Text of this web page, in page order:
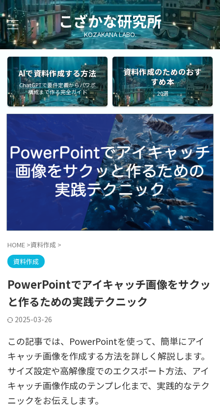
こざかな研究所
KOZAKANA LABO.
AIで資料作成する方法
ChatGPTで要件定義からパワポ
構成まで作る完全ガイド
資料作成のためのおす
すめ本
20選
HOME >資料作成 >
資料作成
PowerPointでアイキャッチ画像をサクッ
と作るための実践テクニック
2025-03-26
この記事では、PowerPointを使って、簡単にアイ
キャッチ画像を作成する方法を詳しく解説します。
サイズ設定や高解像度でのエクスポート方法、アイ
キャッチ画像作成のテンプレ化まで、実践的なテク
ニックをお伝えします。